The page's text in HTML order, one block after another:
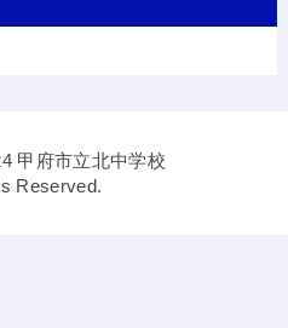
甲府市立北中学校
Reserved.